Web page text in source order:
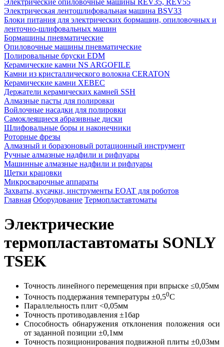
Электрические опиловочные машины REV35, REV55
Электрическая лентошлифовальная машина BSV33
Блоки питания для электрических бормашин, опиловочных и
ленточно-шлифовальных машин
Бормашины пневматические
Опиловочные машины пневматические
Полировальные бруски EDM
Керамические камни NS ARGOFILE
Камни из кристаллического волокна CERATON
Керамические камни XEBEC
Держатели керамических камней SSH
Алмазные пасты для полировки
Войлочные насадки для полировки
Самоклеящиеся абразивные диски
Шлифовальные боры и наконечники
Роторные фрезы
Алмазный и боразоновый ротационный инструмент
Ручные алмазные надфили и рифлуары
Машинные алмазные надфили и рифлуары
Щетки крацовки
Микросварочные аппараты
Захваты, кусачки, инструменты EOAT для роботов
Главная Оборудование Термопластавтоматы
Электрические
термопластавтоматы SONLY
TSEK
Точность линейного перемещения при впрыске ≤0,05мм
Точность поддержания температуры ±0,50С
Параллельность плит <0,05мм
Точность противодавления ±1бар
Способность обнаружения отклонения положения оси
от заданной позиции ±0,1мм
Точность позиционирования подвижной плиты ±0,03мм